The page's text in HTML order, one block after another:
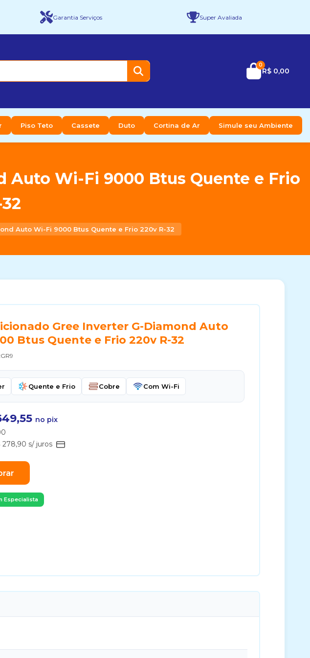
Garantia Serviços Super Avaliada
0
R$ 0,00
Piso Teto Cassete Duto Cortina de Ar Simule seu Ambiente
Auto Wi-Fi 9000 Btus Quente e Frio
Auto Wi-Fi 9000 Btus Quente e Frio 220v R-32
Gree Inverter G-Diamond Auto
Btus Quente e Frio 220v R-32
Quente e Frio Cobre Com Wi-Fi
no pix
278,90 s/ juros
Especialista